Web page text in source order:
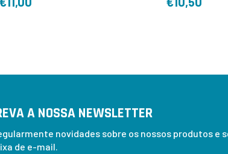
A NOSSA NEWSLETTER
novidades sobre os nossos produtos e
de e-mail.